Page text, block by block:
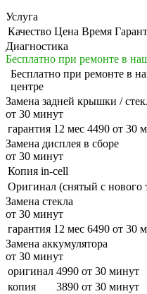
Услуга
Качество Цена Время
Диагностика
Бесплатно при ремонте в
Бесплатно при ремонте в
центре
Замена задней крышки /
от 30 минут
гарантия 12 мес 4490 от 30
Замена дисплея в сборе
от 30 минут
Копия in-cell
Оригинал (снятый с нового
Замена стекла
от 30 минут
гарантия 12 мес 6490 от 30
Замена аккумулятора
от 30 минут
оригинал 4990 от 30 минут
копия
3890 от 30 минут